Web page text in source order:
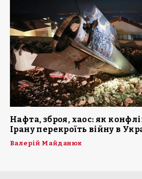
Нафта, зброя, хаос: як
Ірану перекроїть війну в
Валерій Майданюк